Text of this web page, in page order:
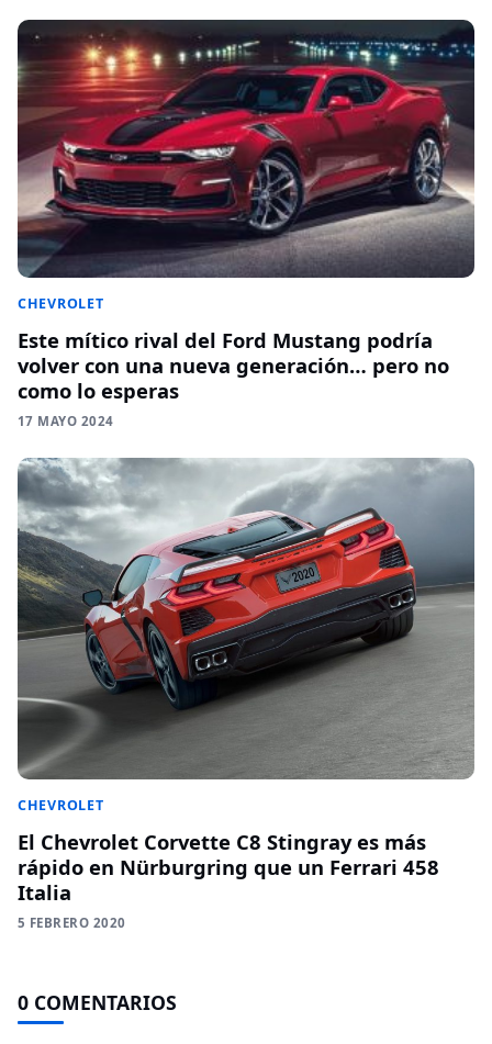
CHEVROLET
Este mítico rival del Ford Mustang podría
volver con una nueva generación… pero no
como lo esperas
17 MAYO 2024
CHEVROLET
El Chevrolet Corvette C8 Stingray es más
rápido en Nürburgring que un Ferrari 458
Italia
5 FEBRERO 2020
0 COMENTARIOS